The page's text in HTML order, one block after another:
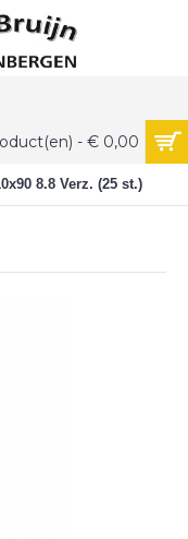
0 product(en) - € 0,00
8.8 Verz. (25 st.)